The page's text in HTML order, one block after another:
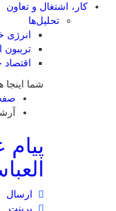
کار، اشتغال و تعاون
تحلیل‌ها
انرژی
تریبون
شما اینجا
ارسال
پرینت